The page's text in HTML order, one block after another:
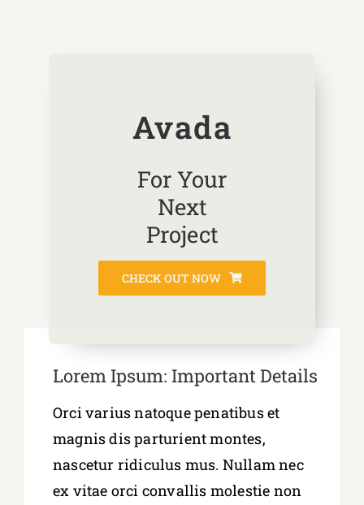
Avada
For Your
Next
Project
CHECK OUT NOW
Lorem Ipsum: Important Details
Orci varius natoque penatibus et
magnis dis parturient montes,
nascetur ridiculus mus. Nullam nec
ex vitae orci convallis molestie non